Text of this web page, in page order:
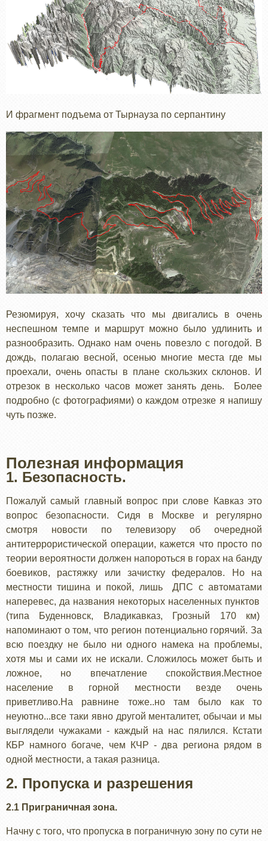
И фрагмент подъема от Тырнауза по серпантину
Резюмируя, хочу сказать что мы двигались в очень
неспешном темпе и маршрут можно было удлинить и
разнообразить. Однако нам очень повезло с погодой. В
дождь, полагаю весной, осенью многие места где мы
проехали, очень опасты в плане скользких склонов. И
отрезок в несколько часов может занять день. Более
подробно (с фотографиями) о каждом отрезке я напишу
чуть позже.
Полезная информация
1. Безопасность.
Пожалуй самый главный вопрос при слове Кавказ это
вопрос безопасности. Сидя в Москве и регулярно
смотря новости по телевизору об очередной
антитеррористической операции, кажется что просто по
теории вероятности должен напороться в горах на банду
боевиков, растяжку или зачистку федералов. Но на
местности тишина и покой, лишь ДПС с автоматами
наперевес, да названия некоторых населенных пунктов
(типа Буденновск, Владикавказ, Грозный 170 км)
напоминают о том, что регион потенциально горячий. За
всю поездку не было ни одного намека на проблемы,
хотя мы и сами их не искали. Сложилось может быть и
ложное, но впечатление спокойствия.Местное
население в горной местности везде очень
приветливо.На равнине тоже..но там было как то
неуютно...все таки явно другой менталитет, обычаи и мы
выглядели чужаками - каждый на нас пялился. Кстати
КБР намного богаче, чем КЧР - два региона рядом в
одной местности, а такая разница.
2. Пропуска и разрешения
2.1 Приграничная зона.
Начну с того, что пропуска в пограничную зону по сути не